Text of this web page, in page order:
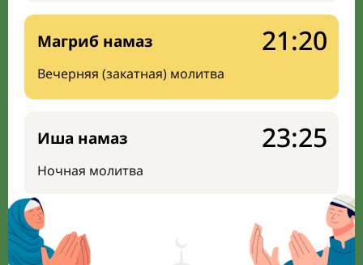
Магриб намаз
Вечерняя (закатная) молитва
21:20
Иша намаз
Ночная молитва
23:25